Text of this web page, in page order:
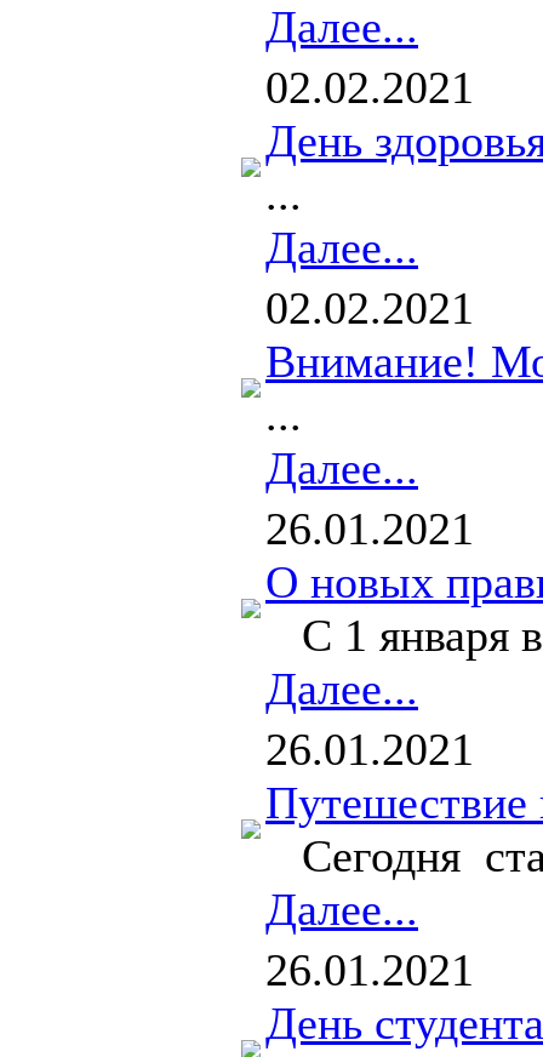
Далее...
02.02.2021
День
...
Далее...
02.02.2021
Внимание!
...
Далее...
26.01.2021
О новых
С 1 января
Далее...
26.01.2021
Путешествие
Сегодня
Далее...
26.01.2021
День